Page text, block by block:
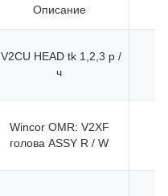
Описание
V2CU HEAD tk 1,2,3 р /
ч
Wincor OMR: V2XF
голова ASSY R / W